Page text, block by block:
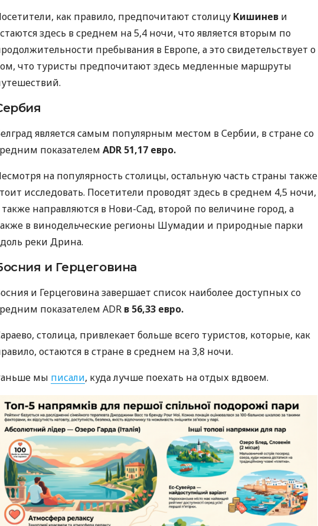
как правило, предпочитают столицу Кишинев и
здесь в среднем на 5,4 ночи, что является вторым по
пребывания в Европе, а это свидетельствует о
что туристы предпочитают здесь медленные маршруты
является самым популярным местом в Сербии, в стране со
показателем ADR 51,17 евро.
на популярность столицы, остальную часть страны также
исследовать. Посетители проводят здесь в среднем 4,5 ночи,
также направляются в Нови-Сад, второй по величине город, а
в винодельческие регионы Шумадии и природные парки
реки Дрина.
и Герцеговина
и Герцеговина завершает список наиболее доступных со
показателем ADR в 56,33 евро.
столица, привлекает больше всего туристов, которые, как
остаются в стране в среднем на 3,8 ночи.
мы писали, куда лучше поехать на отдых вдвоем.